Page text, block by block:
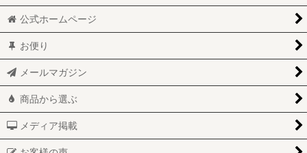
公式ホームページ
お便り
メールマガジン
商品から選ぶ
メディア掲載